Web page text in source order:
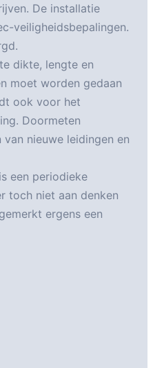
De installatie
veiligheidsbepalingen.
dikte, lengte en
moet worden gedaan
ook voor het
Doormeten
nieuwe leidingen en
een periodieke
toch niet aan denken
ergens een